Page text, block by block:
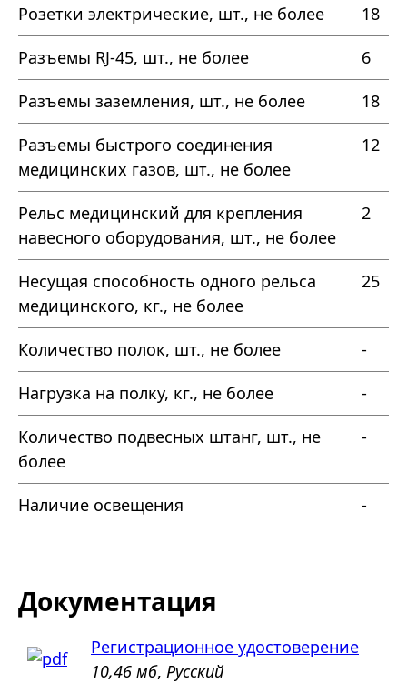
Розетки электрические, шт., не более
18
Разъемы RJ-45, шт., не более
6
Разъемы заземления, шт., не более
18
Разъемы быстрого соединения
медицинских газов, шт., не более
12
Рельс медицинский для крепления
навесного оборудования, шт., не более
2
Несущая способность одного рельса
медицинского, кг., не более
25
Количество полок, шт., не более
-
Нагрузка на полку, кг., не более
-
Количество подвесных штанг, шт., не
более
-
Наличие освещения -
Документация
Регистрационное удостоверение
10,46 мб, Русский